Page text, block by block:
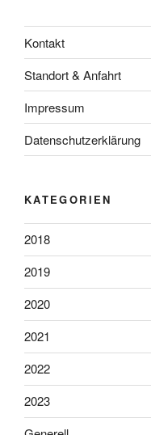
Kontakt
Standort & Anfahrt
Impressum
Datenschutzerklärung
KATEGORIEN
2018
2019
2020
2021
2022
2023